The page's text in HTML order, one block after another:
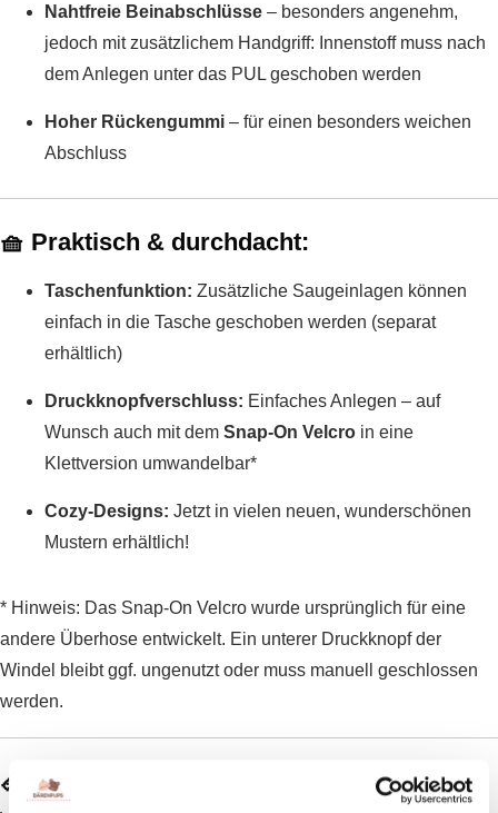
Nahtfreie Beinabschlüsse – besonders angenehm,
jedoch mit zusätzlichem Handgriff: Innenstoff muss nach
dem Anlegen unter das PUL geschoben werden
Hoher Rückengummi – für einen besonders weichen
Abschluss
🧺 Praktisch & durchdacht:
Taschenfunktion: Zusätzliche Saugeinlagen können
einfach in die Tasche geschoben werden (separat
erhältlich)
Druckknopfverschluss: Einfaches Anlegen – auf
Wunsch auch mit dem Snap-On Velcro in eine
Klettversion umwandelbar*
Cozy-Designs: Jetzt in vielen neuen, wunderschönen
Mustern erhältlich!
* Hinweis: Das Snap-On Velcro wurde ursprünglich für eine
andere Überhose entwickelt. Ein unterer Druckknopf der
Windel bleibt ggf. ungenutzt oder muss manuell geschlossen
werden.
📏 Größenanpassung: